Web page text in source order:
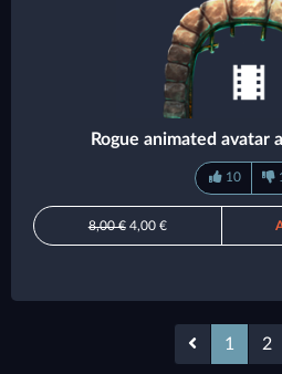
Rogue animated avatar
10
8,00 €4,00 €
1 2